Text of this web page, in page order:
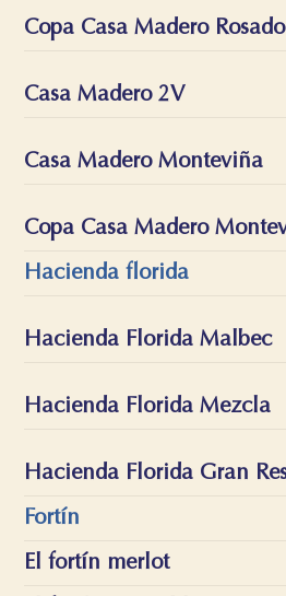
Copa Casa Madero Rosado
Casa Madero 2V
Casa Madero Monteviña
Copa Casa Madero
Hacienda florida
Hacienda Florida Malbec
Hacienda Florida Mezcla
Hacienda Florida Gran
Fortín
El fortín merlot